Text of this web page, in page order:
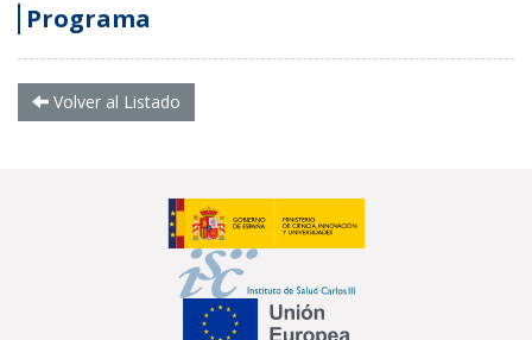
Programa
Volver al Listado